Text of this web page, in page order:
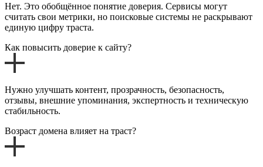
Нет. Это обобщённое понятие доверия. Сервисы могут
считать свои метрики, но поисковые системы не раскрывают
единую цифру траста.
Как повысить доверие к сайту?
Нужно улучшать контент, прозрачность, безопасность,
отзывы, внешние упоминания, экспертность и техническую
стабильность.
Возраст домена влияет на траст?